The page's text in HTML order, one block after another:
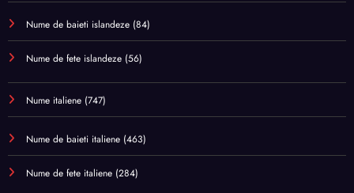
Nume de baieti islandeze (84)
Nume de fete islandeze (56)
Nume italiene (747)
Nume de baieti italiene (463)
Nume de fete italiene (284)